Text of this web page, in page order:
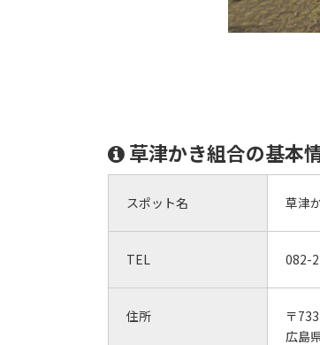
草津かき組合の基本
スポット名 草津
TEL 082-
住所
〒
広島